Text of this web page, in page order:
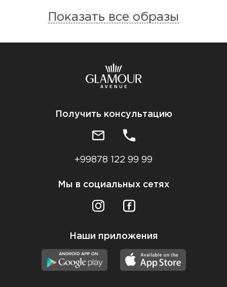
Показать все образы
Получить консультацию
+99878 122 99 99
Мы в социальных сетях
Наши приложения